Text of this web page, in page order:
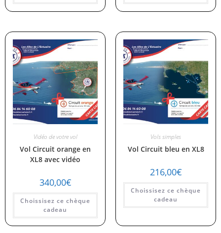
Vidéo de votre vol
Vol Circuit orange en
XL8 avec vidéo
340,00€
Choissisez ce chèque
cadeau
Vols simples
Vol Circuit bleu en XL8
216,00€
Choissisez ce chèque
cadeau